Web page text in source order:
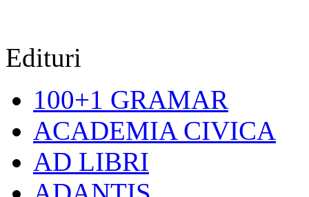
Edituri
100+1 GRAMAR
ACADEMIA CIVICA
AD LIBRI